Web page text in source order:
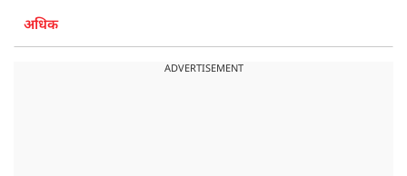
अधिक
ADVERTISEMENT